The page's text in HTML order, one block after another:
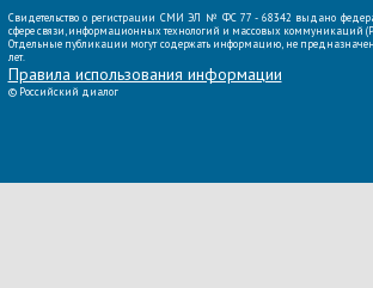
Свидетельство о регистрации СМИ ЭЛ № ФС 77 - 68342 выдано
сфере связи, информационных технологий и массовых коммуникаций
Отдельные публикации могут содержать информацию, не
лет.
Правила использования информации
© Российский диалог